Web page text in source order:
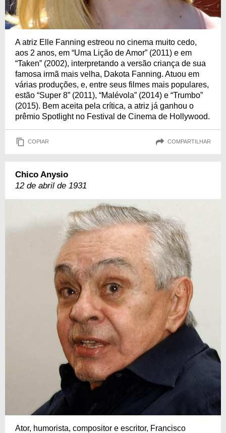
A atriz Elle Fanning estreou no cinema muito cedo,
aos 2 anos, em “Uma Lição de Amor” (2011) e em
“Taken” (2002), interpretando a versão criança de sua
famosa irmã mais velha, Dakota Fanning. Atuou em
várias produções, e, entre seus filmes mais populares,
estão “Super 8” (2011), “Malévola” (2014) e “Trumbo”
(2015). Bem aceita pela crítica, a atriz já ganhou o
prêmio Spotlight no Festival de Cinema de Hollywood.
COPIAR COMPARTILHAR
Chico Anysio
12 de abril de 1931
Ator, humorista, compositor e escritor, Francisco